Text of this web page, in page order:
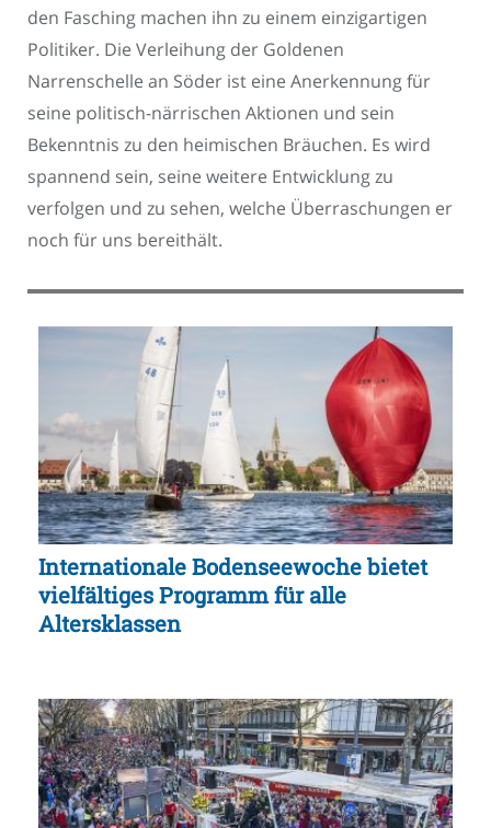
den Fasching machen ihn zu einem einzigartigen
Politiker. Die Verleihung der Goldenen
Narrenschelle an Söder ist eine Anerkennung für
seine politisch-närrischen Aktionen und sein
Bekenntnis zu den heimischen Bräuchen. Es wird
spannend sein, seine weitere Entwicklung zu
verfolgen und zu sehen, welche Überraschungen er
noch für uns bereithält.
Internationale Bodenseewoche bietet
vielfältiges Programm für alle
Altersklassen